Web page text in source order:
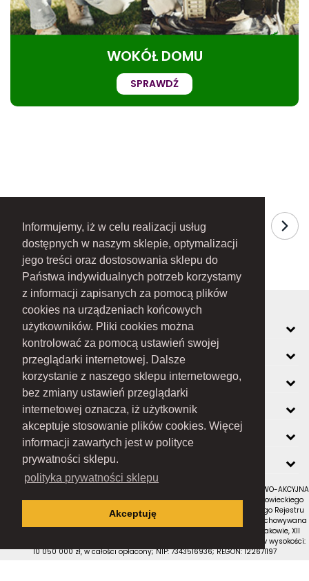
Informujemy, iż w celu realizacji usług
dostępnych w naszym sklepie, optymalizacji
jego treści oraz dostosowania sklepu do
Państwa indywidualnych potrzeb korzystamy
z informacji zapisanych za pomocą plików
cookies na urządzeniach końcowych
użytkowników. Pliki cookies można
kontrolować za pomocą ustawień swojej
przeglądarki internetowej. Dalsze
korzystanie z naszego sklepu internetowego,
bez zmiany ustawień przeglądarki
internetowej oznacza, iż użytkownik
akceptuje stosowanie plików cookies. Więcej
informacji zawartych jest w polityce
prywatności sklepu.
polityka prywatności sklepu
Akceptuję
WOKÓŁ DOMU
SPRAWDŹ
MOJE KONTO
INFORMACJE
O FIRMIE
ZOBACZ RÓWNIEŻ
KONTAKT
NEWSLETTER
RAMEX SPÓŁKA Z OGRANICZONĄ ODPOWIEDZIALNOŚCIĄ SPÓŁKA KOMANDYTOWO-AKCYJNA
z siedzibą w Nowym Sączu (adres siedziby i adres do doręczeń: ul. Wiśniowieckiego
123 C, 33-300 Nowy Sącz); wpisana do Rejestru Przedsiębiorców Krajowego Rejestru
Sądowego pod numerem KRS 0000434051; sąd rejestrowy, w którym przechowywana
jest dokumentacja spółki: Sąd Rejonowy dla Krakowa-Śródmieścia w Krakowie, XII
Wydział Gospodarczy Krajowego Rejestru Sądowego; kapitał zakładowy w wysokości:
10 050 000 zł, w całości opłacony; NIP: 7343516936; REGON: 122671197